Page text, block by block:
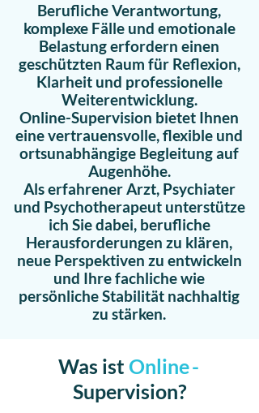
Berufliche Verantwortung,
komplexe Fälle und emotionale
Belastung erfordern einen
geschützten Raum für Reflexion,
Klarheit und professionelle
Weiterentwicklung.
Online-Supervision bietet Ihnen
eine vertrauensvolle, flexible und
ortsunabhängige Begleitung auf
Augenhöhe.
Als erfahrener Arzt, Psychiater
und Psychotherapeut unterstütze
ich Sie dabei, berufliche
Herausforderungen zu klären,
neue Perspektiven zu entwickeln
und Ihre fachliche wie
persönliche Stabilität nachhaltig
zu stärken.
Was ist Online-
Supervision?